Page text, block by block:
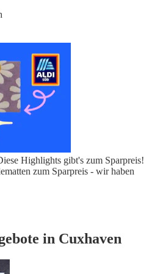
Highlights gibt's zum Sparpreis!
zum Sparpreis - wir haben
in Cuxhaven